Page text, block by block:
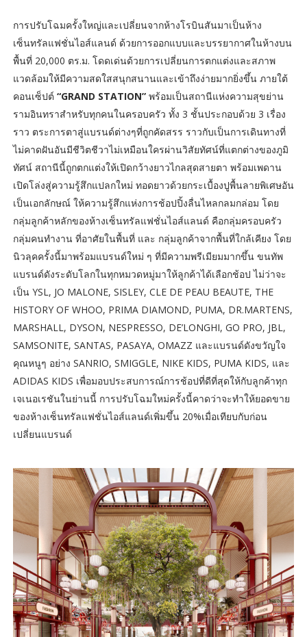
การปรับโฉมครั้งใหญ่และเปลี่ยนจากห้างโรบินสันมาเป็นห้าง
เซ็นทรัลแฟชั่นไอส์แลนด์ ด้วยการออกแบบและบรรยากาศในห้างบน
พื้นที่ 20,000 ตร.ม. โดดเด่นด้วยการเปลี่ยนการตกแต่งและสภาพ
แวดล้อมให้มีความสดใสสนุกสนานและเข้าถึงง่ายมากยิ่งขึ้น ภายใต้
คอนเซ็ปต์ “GRAND STATION”พร้อมเป็นสถานีแห่งความสุขย่าน
รามอินทราสำหรับทุกคนในครอบครัว ทั้ง 3 ชั้นประกอบด้วย 3 เรื่อง
ราว ตระการตาสู่แบรนด์ต่างๆที่ถูกคัดสรร ราวกับเป็นการเดินทางที่
ไม่คาดฝันอันมีชีวิตชีวาไม่เหมือนใครผ่านวิสัยทัศน์ที่แตกต่างของภูมิ
ทัศน์ สถานีนี้ถูกตกแต่งให้เปิดกว้างยาวไกลสุดสายตา พร้อมเพดาน
เปิดโล่งสู่ความรู้สึกแปลกใหม่ ทอดยาวด้วยกระเบื้องปูพื้นลายพิเศษอัน
เป็นเอกลักษณ์ ให้ความรู้สึกแห่งการช้อปปิ้งลื่นไหลกลมกล่อม โดย
กลุ่มลูกค้าหลักของห้างเซ็นทรัลแฟชั่นไอส์แลนด์ คือกลุ่มครอบครัว
กลุ่มคนทำงาน ที่อาศัยในพื้นที่ และ กลุ่มลูกค้าจากพื้นที่ใกล้เคียง โดย
นิวลุคครั้งนี้มาพร้อมแบรนด์ใหม่ ๆ ที่มีความพรีเมียมมากขึ้น ขนทัพ
แบรนด์ดังระดับโลกในทุกหมวดหมู่มาให้ลูกค้าได้เลือกช้อป ไม่ว่าจะ
เป็น YSL, JO MALONE, SISLEY, CLE DE PEAU BEAUTE, THE
HISTORY OF WHOO, PRIMA DIAMOND, PUMA, DR.MARTENS,
MARSHALL, DYSON, NESPRESSO, DE’LONGHI, GO PRO, JBL,
SAMSONITE, SANTAS, PASAYA, OMAZZ และแบรนด์ดังขวัญใจ
คุณหนูๆ อย่าง SANRIO, SMIGGLE, NIKE KIDS, PUMA KIDS, และ
ADIDAS KIDS เพื่อมอบประสบการณ์การช้อปที่ดีที่สุดให้กับลูกค้าทุก
เจเนอเรชันในย่านนี้ การปรับโฉมใหม่ครั้งนี้คาดว่าจะทำให้ยอดขาย
ของห้างเซ็นทรัลแฟชั่นไอส์แลนด์เพิ่มขึ้น 20%เมื่อเทียบกับก่อน
เปลี่ยนแบรนด์